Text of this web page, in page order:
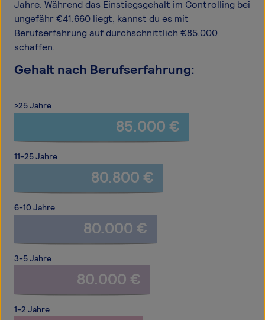
Jahre. Während das Einstiegsgehalt im Controlling bei
ungefähr €41.660 liegt, kannst du es mit
Berufserfahrung auf durchschnittlich €85.000
schaffen.
Gehalt nach Berufserfahrung:
>25 Jahre
85.000 €
11-25 Jahre
80.800 €
6-10 Jahre
80.000 €
3-5 Jahre
80.000 €
1-2 Jahre